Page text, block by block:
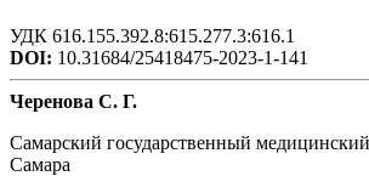
УДК 616.155.392.8:615.277.3:616.1
DOI: 10.31684/25418475-2023-1-141
Черенова С. Г.
Самарский государственный медицинский
Самара